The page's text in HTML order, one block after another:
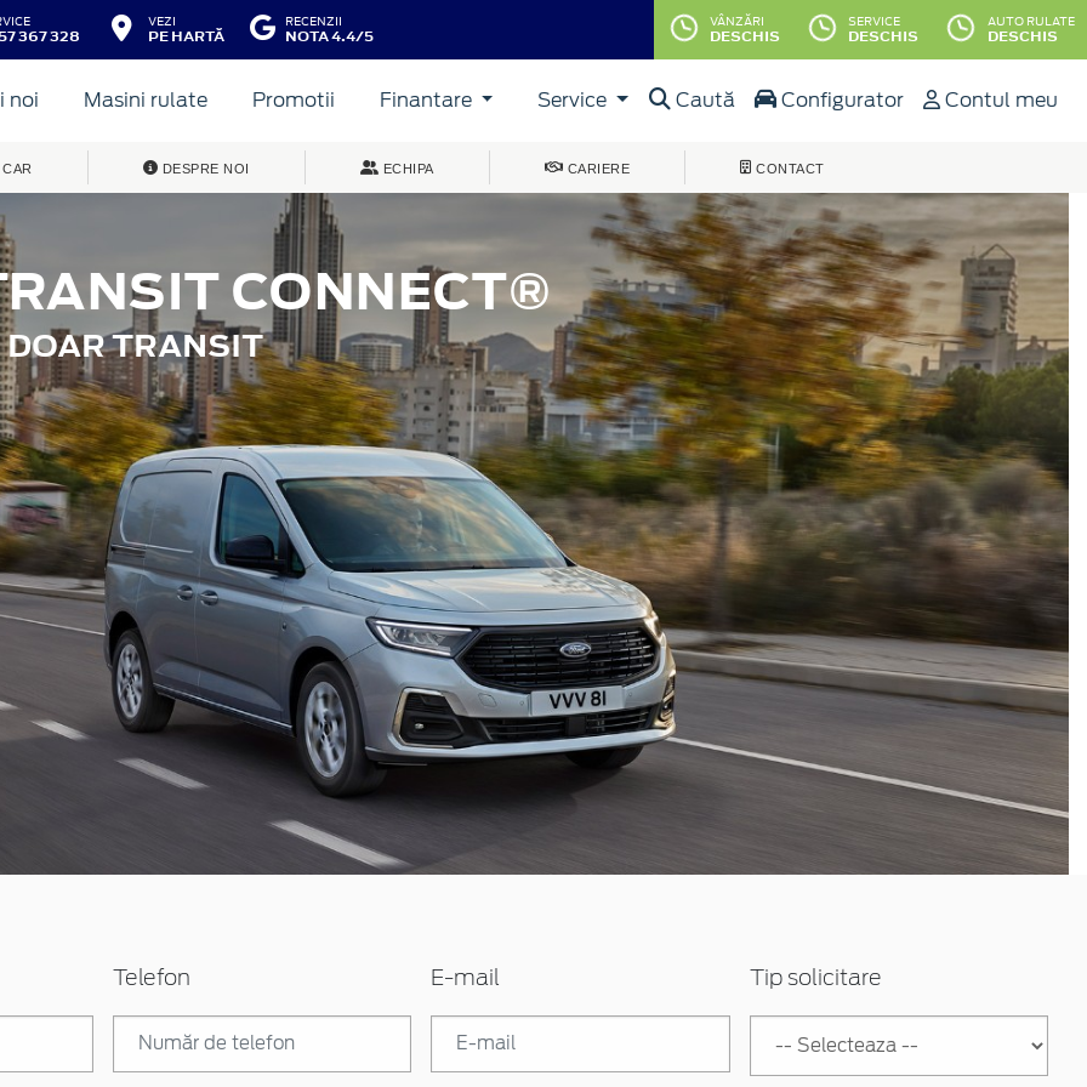
367 328
VEZI
PE HARTĂ
RECENZII
NOTA 4.4/5
VÂNZĂRI
DESCHIS
SERVICE
DESCHIS
AUTO RULATE
DESCHIS
noi Masini rulate Promotii Finantare Service Caută Configurator Contul meu
DESPRE NOI ECHIPA CARIERE CONTACT
CONNECT®
TRANSIT
Telefon E-mail Tip solicitare